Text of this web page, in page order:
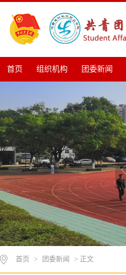
首页 组织机构 团委新闻
首页 > 团委新闻 > 正文